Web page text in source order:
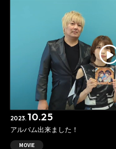
2023. 10.25
アルバム出来ました！
MOVIE